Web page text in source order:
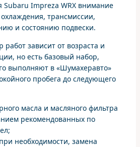
Subaru Impreza WRX внимание
трансмиссии,
и состоянию подвески.
работ зависит от возраста и
но есть базовый набор,
выполняют в «Шумахеравто»
пробега до следующего
масла и масляного фильтра
рекомендованных по
необходимости, замена